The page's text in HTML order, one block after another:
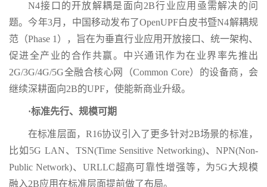
N4接口的开放解耦是面向2B行业应用亟需解决的问
题。今年3月，中国移动发布了OpenUPF白皮书暨N4解耦规
范（Phase 1），旨在为垂直行业应用开放接口、统一架构、
促进全产业的合作共赢。中兴通讯作为在业界率先推出
2G/3G/4G/5G全融合核心网（Common Core）的设备商，会
继续深耕面向2B的UPF，使能新商业升级。
·标准先行、规模可期
在标准层面，R16协议引入了更多针对2B场景的标准，
比如5G LAN、TSN(Time Sensitive Networking)、NPN(Non-
Public Network)、URLLC超高可靠性增强等，为5G大规模
融入2B应用在标准层面提前做了布局。